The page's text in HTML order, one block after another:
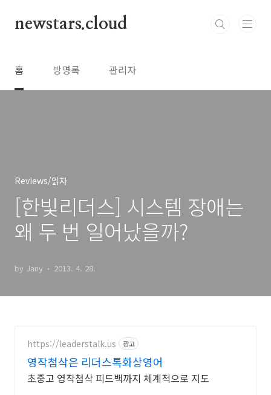
newstars.cloud
홈 방명록 관리자
Reviews/읽자
[한빛리더스] 시스템 장애는
왜 두 번 일어났을까?
by Jany 2013. 4. 28.
https://leaderstalk.us 광고
영작첨삭은 리더스톡화상영어
초중고 영작첨삭 피드백까지 체계적으로 지도